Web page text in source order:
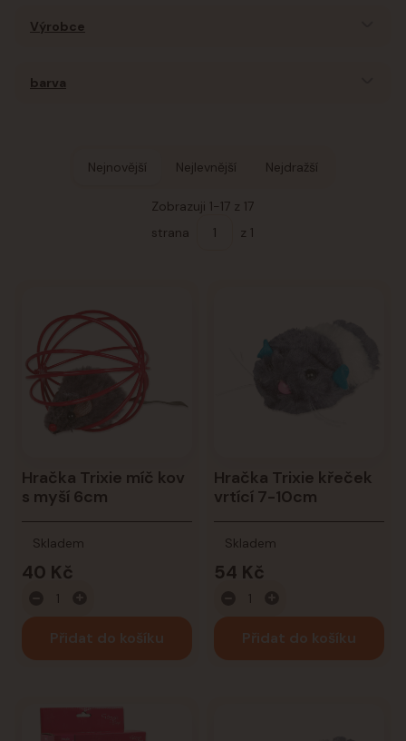
Výrobce
barva
Nejnovější Nejlevnější Nejdražší
Zobrazuji 1-17 z 17
strana
z 1
Hračka Trixie míč kov
s myší 6cm
40 Kč
Skladem
Přidat do košíku
Hračka Trixie křeček
vrtící 7-10cm
54 Kč
Skladem
Přidat do košíku